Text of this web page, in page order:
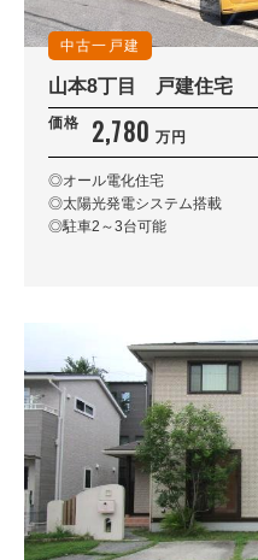
JR
広島電鉄
学区
小学校
検 索
中古一戸建
山本8丁目 戸建住宅
価格 2,780 万円
◎オール電化住宅
◎太陽光発電システム搭載
◎駐車2～3台可能